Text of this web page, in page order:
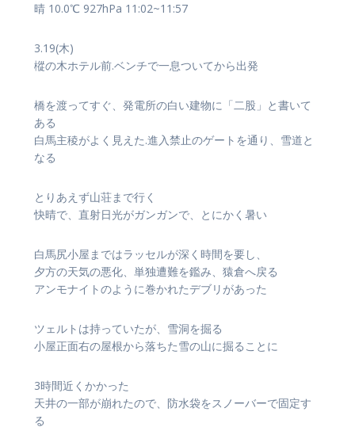
晴 10.0℃ 927hPa 11:02~11:57
3.19(木)
樅の木ホテル前.ベンチで一息ついてから出発
橋を渡ってすぐ、発電所の白い建物に「二股」と書いて
ある
白馬主稜がよく見えた.進入禁止のゲートを通り、雪道と
なる
とりあえず山荘まで行く
快晴で、直射日光がガンガンで、とにかく暑い
白馬尻小屋まではラッセルが深く時間を要し、
夕方の天気の悪化、単独遭難を鑑み、猿倉へ戻る
アンモナイトのように巻かれたデブリがあった
ツェルトは持っていたが、雪洞を掘る
小屋正面右の屋根から落ちた雪の山に掘ることに
3時間近くかかった
天井の一部が崩れたので、防水袋をスノーバーで固定す
る